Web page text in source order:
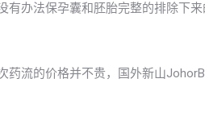
有办法保孕囊和胚胎完整的排除下来
药流的价格并不贵，国外新山